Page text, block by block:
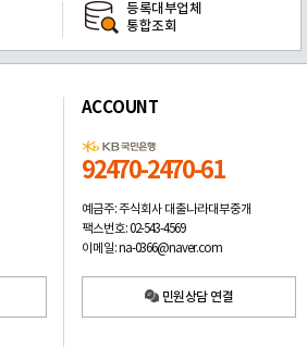
등록대부업체
통합조회
ACCOUNT
92470-2470-61
예금주: 주식회사 대출나라대부중개
팩스번호: 02-543-4569
이메일: na-0366@naver.com
민원상담 연결